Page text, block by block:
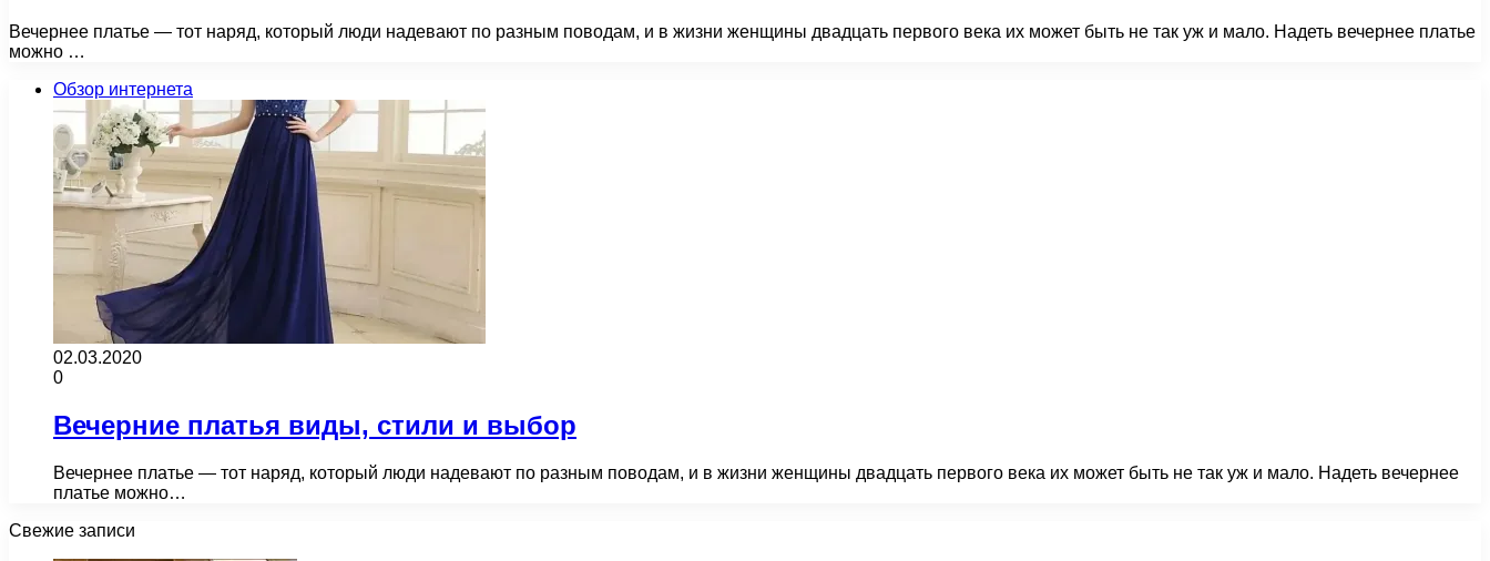
Вечернее платье — тот наряд, который люди надевают по разным поводам, и в жизни женщины двадцать первого века их может быть не так уж и мало. Надеть вечернее платье
можно …
Обзор интернета
02.03.2020
0
Вечерние платья виды, стили и выбор
Вечернее платье — тот наряд, который люди надевают по разным поводам, и в жизни женщины двадцать первого века их может быть не так уж и мало. Надеть вечернее
платье можно…
Свежие записи